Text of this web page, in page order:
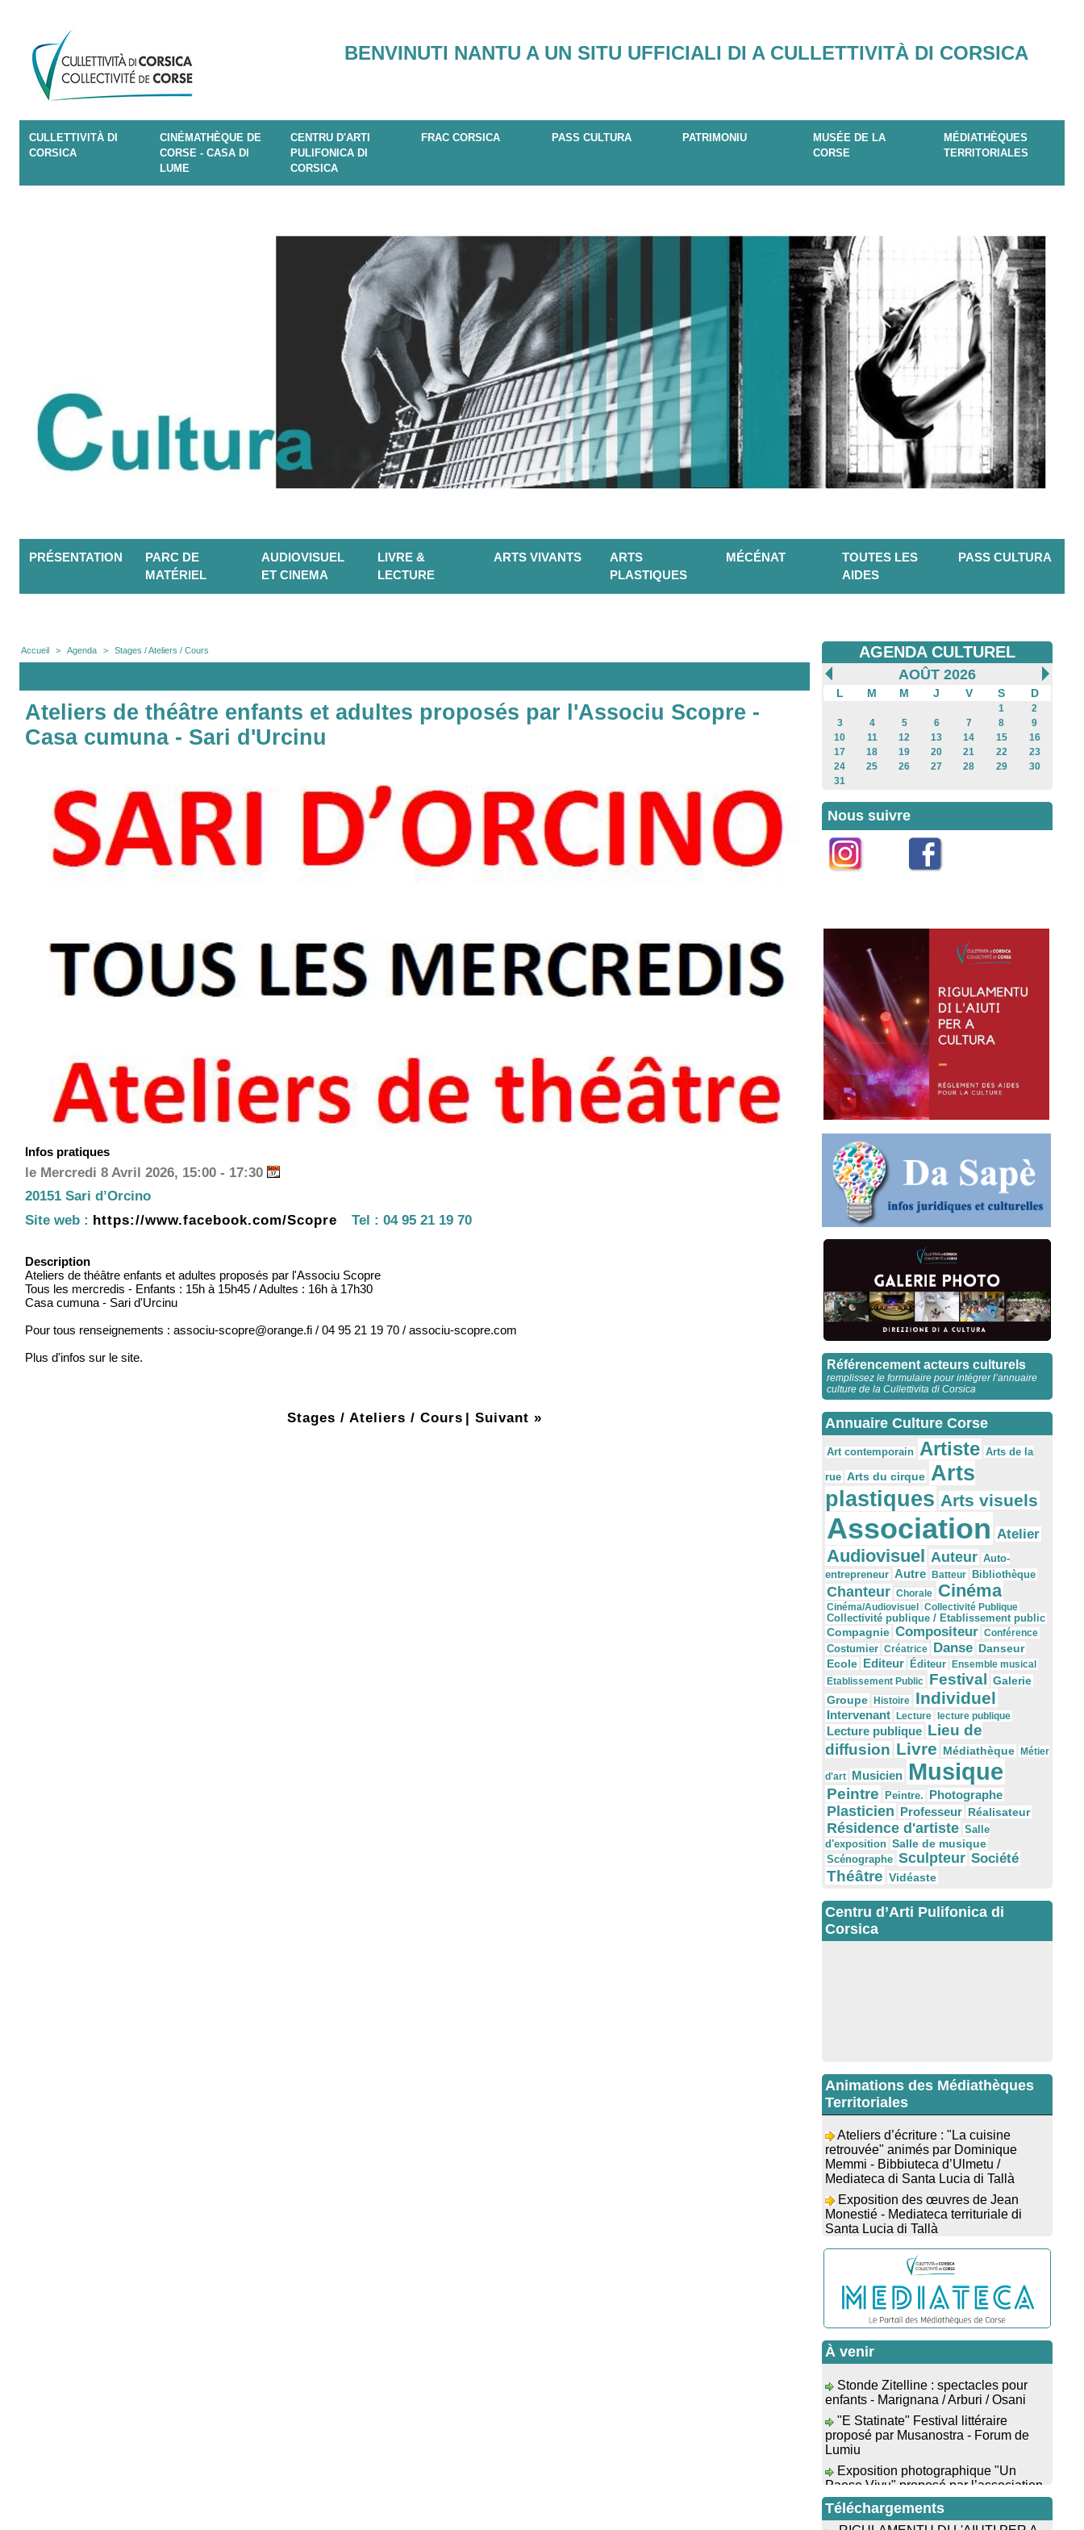
BENVINUTI NANTU A UN SITU UFFICIALI DI A CULLETTIVITÀ DI CORSICA
CULLETTIVITÀ DI
CORSICA
CINÉMATHÈQUE DE
CORSE - CASA DI
LUME
CENTRU D'ARTI
PULIFONICA DI
CORSICA
FRAC CORSICA PASS CULTURA PATRIMONIU
MUSÉE DE LA
CORSE
MÉDIATHÈQUES
TERRITORIALES
PRÉSENTATION
PARC DE
MATÉRIEL
AUDIOVISUEL
ET CINEMA
LIVRE &
LECTURE
ARTS VIVANTS
ARTS
PLASTIQUES
MÉCÉNAT
TOUTES LES
AIDES
PASS CULTURA
Accueil > Agenda > Stages / Ateliers / Cours
Ateliers de théâtre enfants et adultes proposés par l'Associu Scopre -
Casa cumuna - Sari d'Urcinu
Infos pratiques
le Mercredi 8 Avril 2026, 15:00 - 17:30
20151 Sari d’Orcino
Site web : https://www.facebook.com/Scopre Tel : 04 95 21 19 70
Description
Ateliers de théâtre enfants et adultes proposés par l'Associu Scopre
Tous les mercredis - Enfants : 15h à 15h45 / Adultes : 16h à 17h30
Casa cumuna - Sari d'Urcinu
Pour tous renseignements : associu-scopre@orange.fi / 04 95 21 19 70 / associu-scopre.com
Plus d'infos sur le site.
Stages / Ateliers / Cours | Suivant »
AGENDA CULTUREL
AOÛT 2026
L M M J V S D
1
2
3
4 5 6 7 8
9
10
11 12 13 14 15
16
17
18 19 20 21 22
23
24
25 26 27 28 29
30
31
Nous suivre
Référencement acteurs culturels
remplissez le formulaire pour intégrer l’annuaire
culture de la Cullettivita di Corsica
Annuaire Culture Corse
Art contemporain Artiste Arts de la
rue Arts du cirque Arts
plastiques Arts visuels
Association Atelier
Audiovisuel Auteur Auto-
entrepreneur Autre Batteur Bibliothèque
Chanteur Chorale Cinéma
Cinéma/Audiovisuel
Collectivité Publique
Collectivité publique / Etablissement public
Compagnie Compositeur Conférence
Costumier Créatrice Danse Danseur
Ecole Editeur Éditeur
Ensemble musical
Etablissement Public Festival Galerie
Groupe
Histoire Individuel
Intervenant Lecture lecture publique
Lecture publique Lieu de
diffusion Livre Médiathèque Métier
d'art Musicien Musique
Peintre Peintre. Photographe
Plasticien Professeur Réalisateur
Résidence d'artiste Salle
d'exposition Salle de musique
Scénographe Sculpteur Société
Théâtre Vidéaste
Centru d’Arti Pulifonica di
Corsica
Animations des Médiathèques
Territoriales
Ateliers d’écriture : "La cuisine
retrouvée" animés par Dominique
Memmi - Bibbiuteca d’Ulmetu /
Mediateca di Santa Lucia di Tallà
Exposition des œuvres de Jean
Monestié - Mediateca territuriale di
Santa Lucia di Tallà
Conférence d’astrophysique : “Au-
delà du visible” animée par
l’astrophysicien Paul Guerrini -
Médiathèque - Pitretu è Bicchisgià
Exposition des œuvres de
Dominique Malberti Morin : "Racines,
peintures acryliques et aquarelles" -
Mediateca territuriale di Santa Lucia di
Tallà
Médiathèque - Pitretu è Bicchisgià
Veillée de contes à la forêt
enchantée "U Mondu ditu mignuleddu"
par la Caravane de Conteurs - Currà
Corsica cù Regina & Bruno",
chanson corse interprété par Marie-
Elsa Picciocchi (chant), Marc’Antò
À venir
Stonde Zitelline : spectacles pour
enfants - Marignana / Arburi / Osani
"E Statinate" Festival littéraire
proposé par Musanostra - Forum de
Lumiu
Exposition photographique "Un
Paese Vivu" proposé par l’association
Paese di U Prunu - U Prunu
"Evviva u Capicorsu" : Alimea è
musica - Place de l'église - Barrettali
Téléchargements